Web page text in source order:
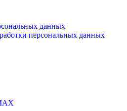
данных
персональных данных